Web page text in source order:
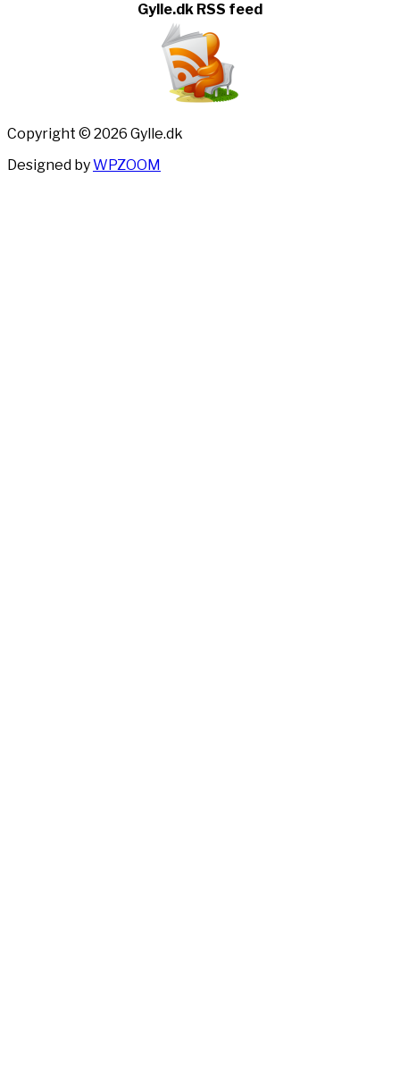
Gylle.dk RSS feed
Copyright © 2026 Gylle.dk
Designed byWPZOOM